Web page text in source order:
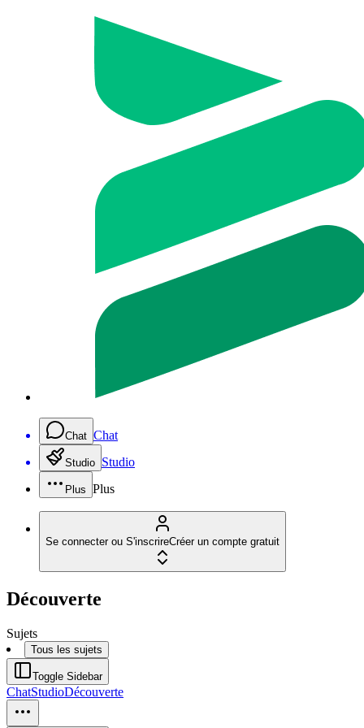
Chat Chat
Studio Studio
Plus Plus
Se connecter ou S'inscrireCréer un compte gratuit
Découverte
Sujets
Tous les sujets
Toggle Sidebar
ChatStudioDécouverte